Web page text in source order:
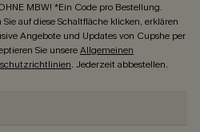
MBW! *Ein Code pro Bestellung.
auf diese Schaltfläche klicken, erklären
Angebote und Updates von Cupshe per
Sie unsereAllgemeinen
. Jederzeit abbestellen.